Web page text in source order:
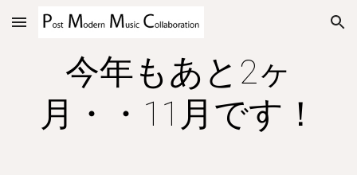
Skip to main content Skip to navigation
今年もあと2ヶ
月・・11月です！